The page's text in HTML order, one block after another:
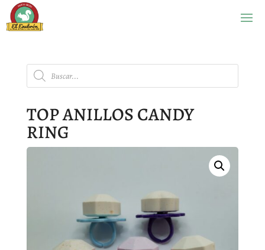
Búsqueda
de
productos
TOP ANILLOS CANDY
RING